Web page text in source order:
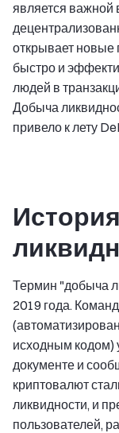
является важной
открывает новые
быстро и
людей в
Добыча
привело к лету
Термин "добыча
2019 года.
исходным кодом)
документе и
криптовалют
ликвидности, и
пользователей,